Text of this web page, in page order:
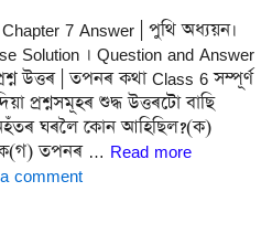
7 Answer | পুথি অধ্যয়ন।
Solution । Question and Answer
উত্তৰ | তপনৰ কথা Class 6 সম্পূৰ্ণ
প্ৰশ্নসমূহৰ শুদ্ধ উত্তৰটো বাছি
ঘৰলৈ কোন আহিছিল?(ক)
তপনৰ … Read more
comment